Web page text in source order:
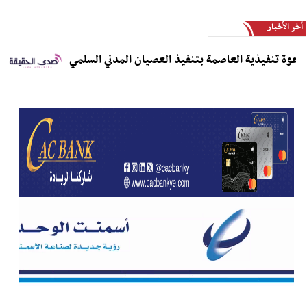
أخر الأخبار
تنفيذية العاصمة بتنفيذ العصيان المدني السلمي